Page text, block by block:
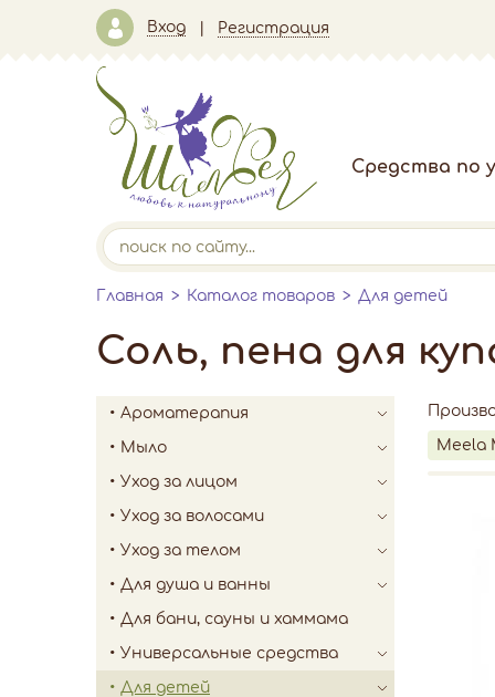
Вход Регистрация
Средства по
Главная Каталог товаров Для детей
Соль, пена для
Ароматерапия
Мыло
Уход за лицом
Уход за волосами
Уход за телом
Для душа и ванны
Для бани, сауны и хаммама
Универсальные средства
Для детей
Meela